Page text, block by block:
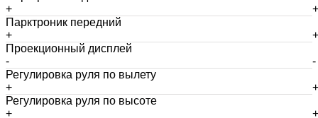
+
+
Парктроник передний
+
+
Проекционный дисплей
-
-
Регулировка руля по вылету
+
+
Регулировка руля по высоте
+
+